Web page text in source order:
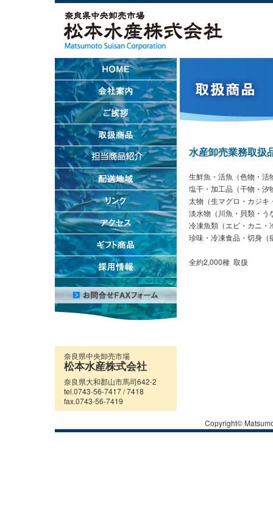
奈良県中央卸売市場
松本水産株式会社
奈良県大和郡山市馬司642-2
tel.0743-56-7417 / 7418
fax.0743-56-7419
水産卸売業務取扱
生鮮魚・活魚（色物・活
塩干・加工品（干物・汐
太物（生マグロ・カジキ
淡水物（川魚・貝類・う
冷凍魚類（エビ・カニ・
珍味・冷凍食品・切身（
全約2,000種 取扱
Copyright©